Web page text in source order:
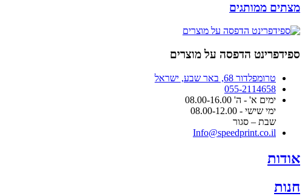
מצתים ממותגים
ספידפרינט הדפסה על מוצרים
טרומפלדור 68, באר שבע, ישראל
055-2114658
ימים א' - ה' 08.00-16.00
ימי שישי - 08.00-12.00
שבת – סגור
Info@speedprint.co.il
אודות
חנות